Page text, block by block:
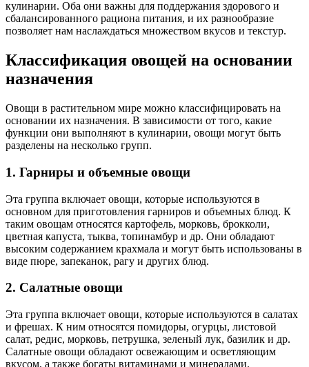
кулинарии. Оба они важны для поддержания здорового и
сбалансированного рациона питания, и их разнообразие
позволяет нам наслаждаться множеством вкусов и текстур.
Классификация овощей на основании
назначения
Овощи в растительном мире можно классифицировать на
основании их назначения. В зависимости от того, какие
функции они выполняют в кулинарии, овощи могут быть
разделены на несколько групп.
1. Гарниры и объемные овощи
Эта группа включает овощи, которые используются в
основном для приготовления гарниров и объемных блюд. К
таким овощам относятся картофель, морковь, брокколи,
цветная капуста, тыква, топинамбур и др. Они обладают
высоким содержанием крахмала и могут быть использованы в
виде пюре, запеканок, рагу и других блюд.
2. Салатные овощи
Эта группа включает овощи, которые используются в салатах
и фрешах. К ним относятся помидоры, огурцы, листовой
салат, редис, морковь, петрушка, зеленый лук, базилик и др.
Салатные овощи обладают освежающим и осветляющим
вкусом, а также богаты витаминами и минералами.